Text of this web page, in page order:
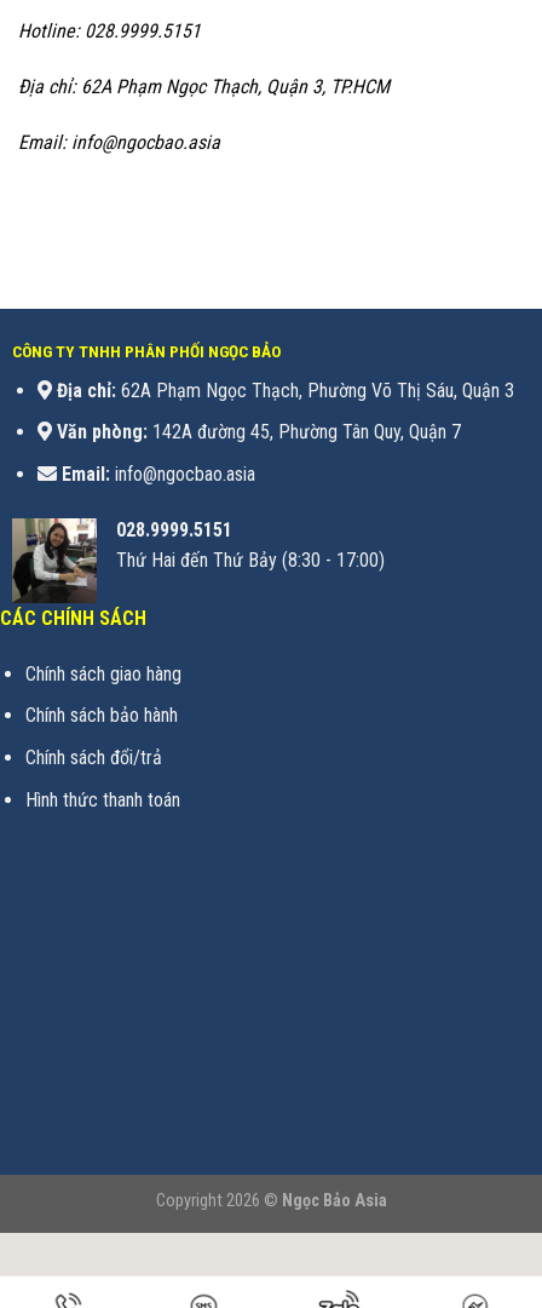
Hotline: 028.9999.5151
Địa chỉ: 62A Phạm Ngọc Thạch, Quận 3, TP.HCM
Email: info@ngocbao.asia
CÔNG TY TNHH PHÂN PHỐI NGỌC BẢO
Địa chỉ:62A Phạm Ngọc Thạch, Phường Võ Thị Sáu, Quận 3
Văn phòng:142A đường 45, Phường Tân Quy, Quận 7
Email:info@ngocbao.asia
028.9999.5151
Thứ Hai đến Thứ Bảy (8:30 - 17:00)
CÁC CHÍNH SÁCH
Chính sách giao hàng
Chính sách bảo hành
Chính sách đổi/trả
Hình thức thanh toán
Copyright 2026 © Ngọc Bảo Asia